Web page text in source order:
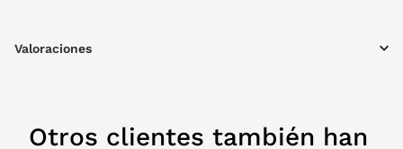
Valoraciones
Otros clientes también han